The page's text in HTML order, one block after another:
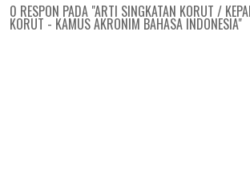
0 RESPON PADA "ARTI SINGKATAN KORUT /
KORUT - KAMUS AKRONIM BAHASA INDONESIA"